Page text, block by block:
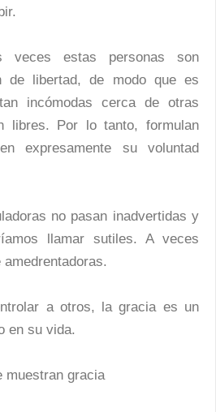
veces estas personas son
de libertad, de modo que es
incómodas cerca de otras
libres. Por lo tanto, formulan
expresamente su voluntad
no pasan inadvertidas y
llamar sutiles. A veces
a otros, la gracia es un
en su vida.
muestran gracia